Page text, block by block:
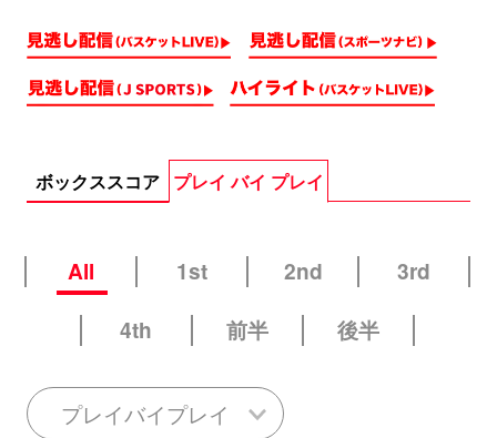
ボックススコア プレイ バイ プレイ
All 1st 2nd
3rd
4th
前半 後半
プレイバイプレイ